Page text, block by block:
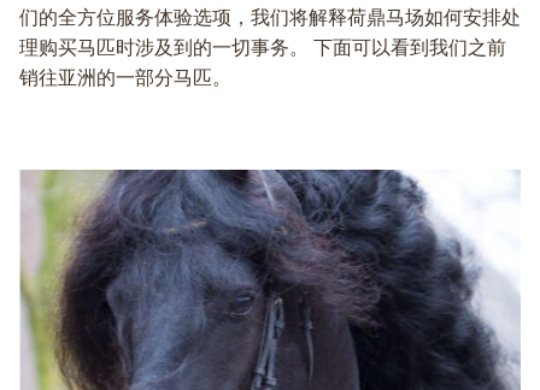
主页
销售马匹
全程服务体验
培训
们的全方位服务体验选项，我们将解释荷鼎马场如何安排处
理购买马匹时涉及到的一切事务。 下面可以看到我们之前
销往亚洲的一部分马匹。